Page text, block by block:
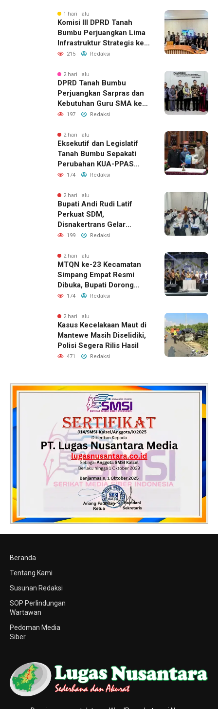
1 hari lalu
Komisi III DPRD Tanah
Bumbu Perjuangkan Lima
Infrastruktur Strategis ke
BPJN XI Banjarmasin
215 Redaksi
2 hari lalu
DPRD Tanah Bumbu
Perjuangkan Sarpras dan
Kebutuhan Guru SMA ke
Pemprov Kalsel
197 Redaksi
2 hari lalu
Eksekutif dan Legislatif
Tanah Bumbu Sepakati
Perubahan KUA-PPAS
2026, Perkuat Sinergi
174 Redaksi
2 hari lalu
Bupati Andi Rudi Latif
Perkuat SDM,
Disnakertrans Gelar
Pelatihan Desain Grafis
199 Redaksi
2 hari lalu
MTQN ke-23 Kecamatan
Simpang Empat Resmi
Dibuka, Bupati Dorong
Lahirnya Generasi Qur’ani
174 Redaksi
2 hari lalu
Kasus Kecelakaan Maut di
Mantewe Masih Diselidiki,
Polisi Segera Rilis Hasil
471 Redaksi
Beranda
Tentang Kami
Susunan Redaksi
SOP Perlindungan
Wartawan
Pedoman Media
Siber